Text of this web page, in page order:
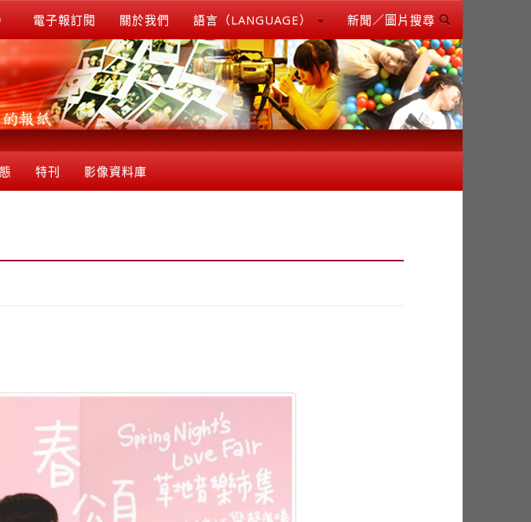
電子報訂閱 關於我們 語言（LANGUAGE） 新聞／圖片搜尋
特刊 影像資料庫